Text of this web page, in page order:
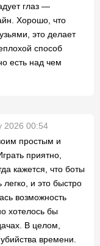
глаз —
Хорошо, что
это делает
способ
есть над чем
2026 00:54
простым и
приятно,
кажется, что боты
и это быстро
возможность
хотелось бы
В целом,
времени.